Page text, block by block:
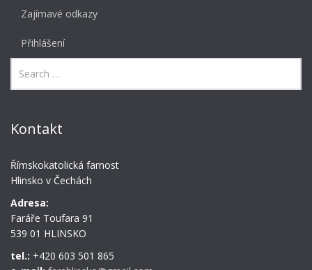
Zajímavé odkazy
Přihlášení
Kontakt
Římskokatolická farnost
Hlinsko v Čechách
Adresa:
Faráře Toufara 91
539 01 HLINSKO
tel.: +420 603 501 865